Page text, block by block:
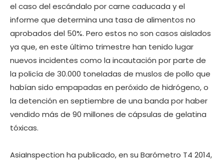
el caso del escándalo por carne caducada y el
informe que determina una tasa de alimentos no
aprobados del 50%. Pero estos no son casos aislados
ya que, en este último trimestre han tenido lugar
nuevos incidentes como la incautación por parte de
la policía de 30.000 toneladas de muslos de pollo que
habían sido empapadas en peróxido de hidrógeno, o
la detención en septiembre de una banda por haber
vendido más de 90 millones de cápsulas de gelatina
tóxicas.
AsiaInspection ha publicado, en su Barómetro T4 2014,